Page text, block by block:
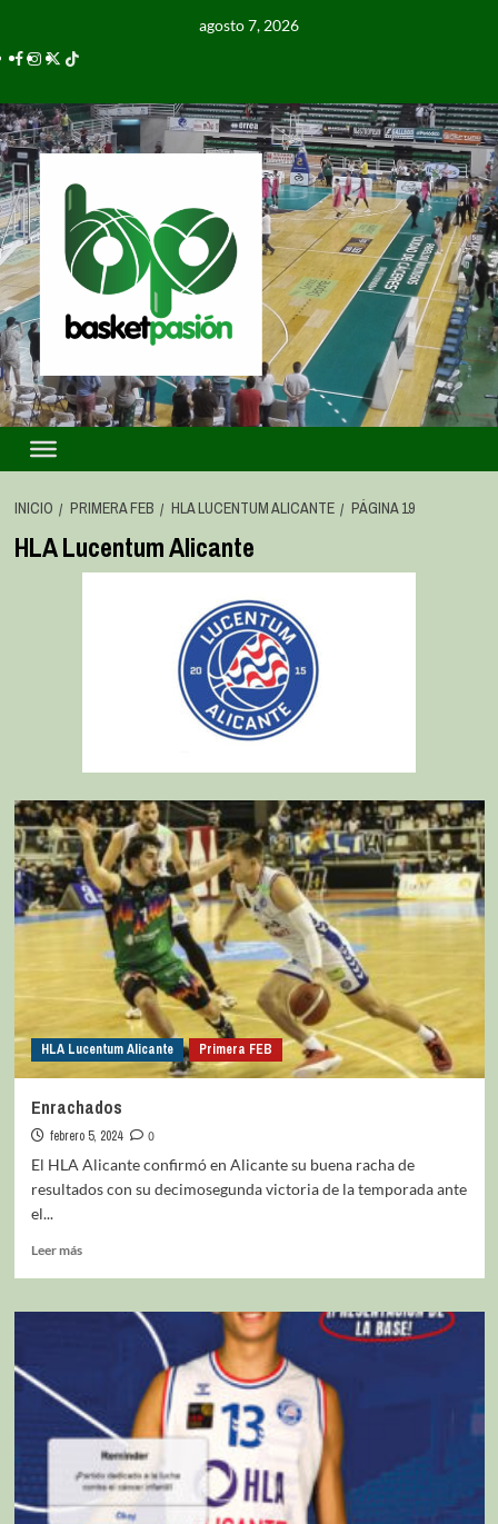
agosto 7, 2026
INICIO PRIMERA FEB HLA LUCENTUM ALICANTE PÁGINA 19
HLA Lucentum Alicante
HLA Lucentum Alicante Primera FEB
Enrachados
febrero 5, 2024
0
El HLA Alicante confirmó en Alicante su buena racha de
resultados con su decimosegunda victoria de la temporada ante
el...
Leer más